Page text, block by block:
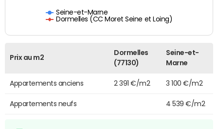
Seine-et-Marne
Dormelles (CC Moret Seine et Loing)
Prix au m2
Dormelles
(77130)
Seine-et-
Marne
Appartements anciens 2 391 €/m2 3 100 €/m2
Appartements neufs 4 539 €/m2